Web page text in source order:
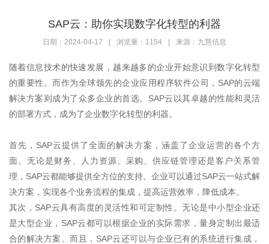
SAP云：助你实现数字化转型的利器
日期：2024-04-17 浏览量：1154 来源：九慧信息
随着信息技术的快速发展，越来越多的企业开始意识到数字化转型
的重要性。而作为全球领先的企业应用程序软件公司， SAP的云端
解决方案则成为了众多企业的首选。 SAP云以其卓越的性能和灵活
的部署方式，成为了企业数字化转型的利器。
首先， SAP云提供了全面的解决方案，涵盖了企业运营的各个方
面。无论是财务、人力资源、采购、供应链管理还是客户关系管
理， SAP云都能够提供全方位的支持。企业可以通过SAP云一站式解
决方案，实现各个业务流程的集成，提高运营效率，降低成本。
其次， SAP云具有高度的灵活性和可定制性。无论是中小型企业还
是大型企业， SAP云都可以根据企业的实际需求，量身定制出最适
合的解决方案。而且， SAP云还可以与企业已有的系统进行集成，